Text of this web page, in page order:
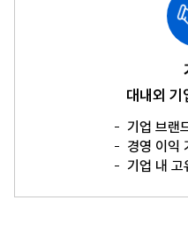
대내외 기
기업 브랜
경영 이익
기업 내 고